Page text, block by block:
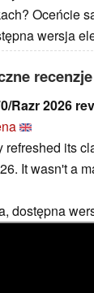
Oceńcie
wersja
recenzje
Razr 2026
refreshed its
It wasn't a
dostępna